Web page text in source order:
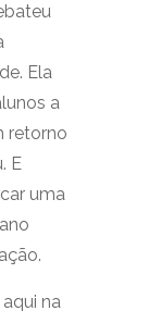
Ela
a
retorno
E
uma
na